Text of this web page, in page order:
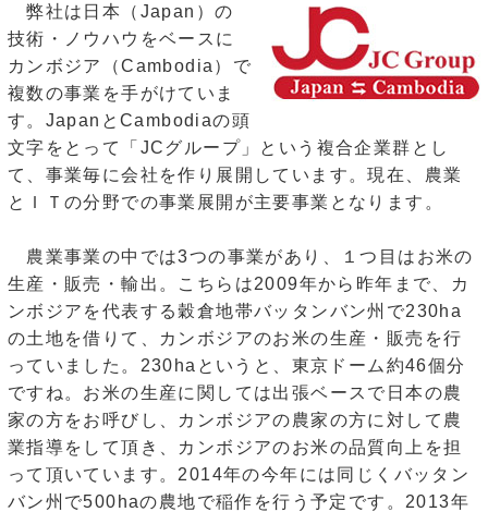
弊社は日本（Japan）の
技術・ノウハウをベースに
カンボジア（Cambodia）で
複数の事業を手がけていま
す。JapanとCambodiaの頭
文字をとって「JCグループ」という複合企業群とし
て、事業毎に会社を作り展開しています。現在、農業
とＩＴの分野での事業展開が主要事業となります。
農業事業の中では3つの事業があり、１つ目はお米の
生産・販売・輸出。こちらは2009年から昨年まで、カ
ンボジアを代表する穀倉地帯バッタンバン州で230ha
の土地を借りて、カンボジアのお米の生産・販売を行
っていました。230haというと、東京ドーム約46個分
ですね。お米の生産に関しては出張ベースで日本の農
家の方をお呼びし、カンボジアの農家の方に対して農
業指導をして頂き、カンボジアのお米の品質向上を担
って頂いています。2014年の今年には同じくバッタン
バン州で500haの農地で稲作を行う予定です。2013年